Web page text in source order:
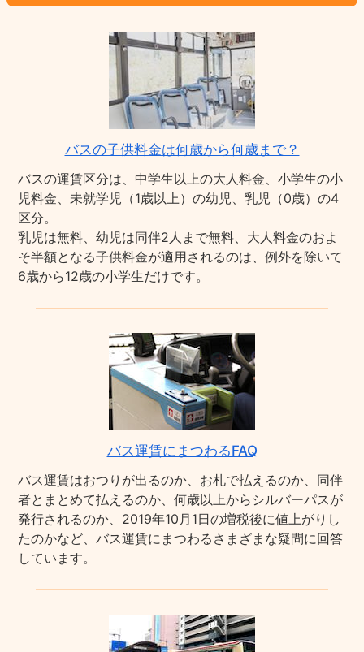
バスの子供料金は何歳から何歳まで？
バスの運賃区分は、中学生以上の大人料金、小学生の小
児料金、未就学児（1歳以上）の幼児、乳児（0歳）の4
区分。
乳児は無料、幼児は同伴2人まで無料、大人料金のおよ
そ半額となる子供料金が適用されるのは、例外を除いて
6歳から12歳の小学生だけです。
バス運賃にまつわるFAQ
バス運賃はおつりが出るのか、お札で払えるのか、同伴
者とまとめて払えるのか、何歳以上からシルバーパスが
発行されるのか、2019年10月1日の増税後に値上がりし
たのかなど、バス運賃にまつわるさまざまな疑問に回答
しています。